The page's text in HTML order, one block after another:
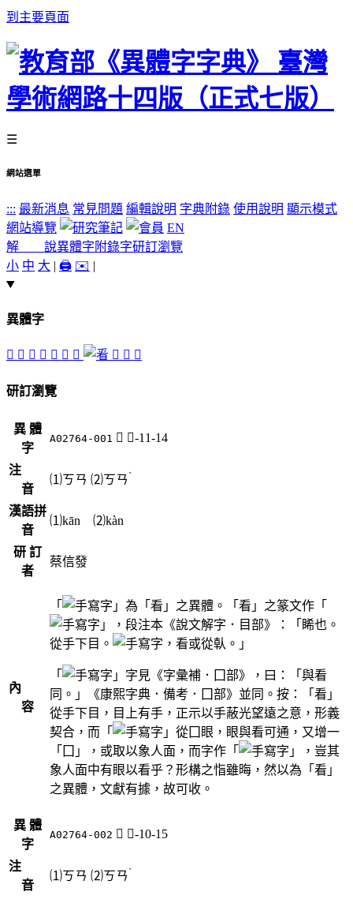
到主要頁面
☰
網站選單
::: 最新消息 常見問題 編輯說明 字典附錄 使用說明 顯示模式
網站導覽
EN
解 說異體字 附錄字研訂瀏覽
小 中 大 | 🖨️ ✉️ |
異體字
𡈟 𡰶 󳺮 󳺰 󳺬 󳺯 󳺭 󳺱 󳺲 𥉏
研訂瀏覽
異 體
字
A02764-001 𡈟 囗-11-14
注
音
⑴ㄎㄢ ⑵ㄎㄢ ˋ
漢語拼
音
⑴kān ⑵kàn
研 訂
者
蔡信發
內
容
「
」為「看」之異體。「看」之篆文作「
」，段注本《說文解字．目部》：「睎也。
從手下目。
，看或從倝。」
「
」字見《字彙補．囗部》，曰：「與看
同。」《康熙字典．備考．囗部》並同。按：「看」
從手下目，目上有手，正示以手蔽光望遠之意，形義
契合，而「
」從囗眼，眼與看可通，又增一
「囗」，或取以象人面，而字作「
」，豈其
象人面中有眼以看乎？形構之恉雖晦，然以為「看」
之異體，文獻有據，故可收。
異 體
字
A02764-002 𥉏 目-10-15
注
音
⑴ㄎㄢ ⑵ㄎㄢ ˋ